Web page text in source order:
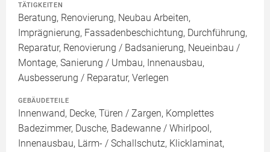
TÄTIGKEITEN
Beratung, Renovierung, Neubau Arbeiten,
Imprägnierung, Fassadenbeschichtung, Durchführung,
Reparatur, Renovierung / Badsanierung, Neueinbau /
Montage, Sanierung / Umbau, Innenausbau,
Ausbesserung / Reparatur, Verlegen
GEBÄUDETEILE
Innenwand, Decke, Türen / Zargen, Komplettes
Badezimmer, Dusche, Badewanne / Whirlpool,
Innenausbau, Lärm- / Schallschutz, Klicklaminat,